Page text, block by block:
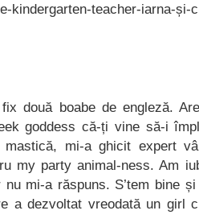
kindergarten-teacher-iarna-și-
două boabe de engleză.
goddess că-ți vine să-i
mi-a ghicit expert
my party animal-ness. Am
nu mi-a răspuns. S’tem bine
a dezvoltat vreodată un girl